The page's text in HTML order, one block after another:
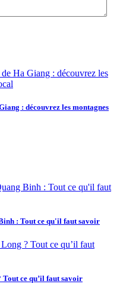
: découvrez les montagnes
: Tout ce qu'il faut savoir
ce qu’il faut savoir